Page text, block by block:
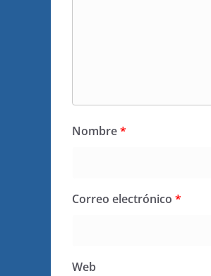
Nombre*
Correo electrónico *
Web